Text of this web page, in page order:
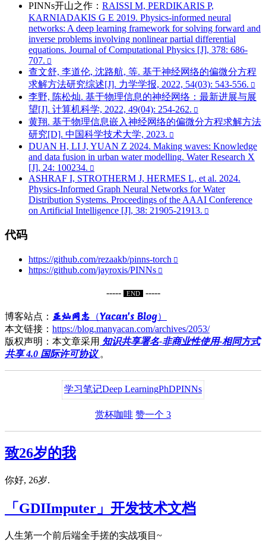
PINNs开山之作： RAISSI M, PERDIKARIS P,
KARNIADAKIS G E 2019. Physics-informed neural
networks: A deep learning framework for solving forward and
inverse problems involving nonlinear partial differential
equations. Journal of Computational Physics [J], 378: 686-
707.
查文舒, 李道伦, 沈路航, 等. 基于神经网络的偏微分方程
求解方法研究综述[J]. 力学学报, 2022, 54(03): 543-556.
李野, 陈松灿. 基于物理信息的神经网络：最新进展与展
望[J]. 计算机科学, 2022, 49(04): 254-262.
黄翔. 基于物理信息嵌入神经网络的偏微分方程求解方法
研究[D]. 中国科学技术大学, 2023.
DUAN H, LI J, YUAN Z 2024. Making waves: Knowledge
and data fusion in urban water modelling. Water Research X
[J], 24: 100234.
ASHRAF I, STROTHERM J, HERMES L, et al. 2024.
Physics-Informed Graph Neural Networks for Water
Distribution Systems. Proceedings of the AAAI Conference
on Artificial Intelligence [J], 38: 21905-21913.
代码
https://github.com/rezaakb/pinns-torch
https://github.com/jayroxis/PINNs
----- END -----
博客站点： 亚灿网志（Yacan's Blog）
本文链接： https://blog.manyacan.com/archives/2053/
版权声明：本文章采用 知识共享署名-非商业性使用-相同方式
共享 4.0 国际许可协议 。
学习笔记Deep LearningPhDPINNs
赏杯咖啡 赞一个 3
致26岁的我
你好, 26岁.
「GDIImputer」开发技术文档
人生第一个前后端全手搓的实战项目~